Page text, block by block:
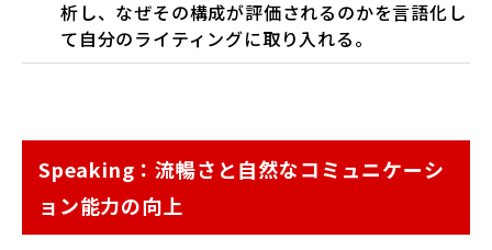
析し、なぜその構成が評価されるのかを言語化し
て自分のライティングに取り入れる。
Speaking：流暢さと自然なコミュニケーシ
ョン能力の向上